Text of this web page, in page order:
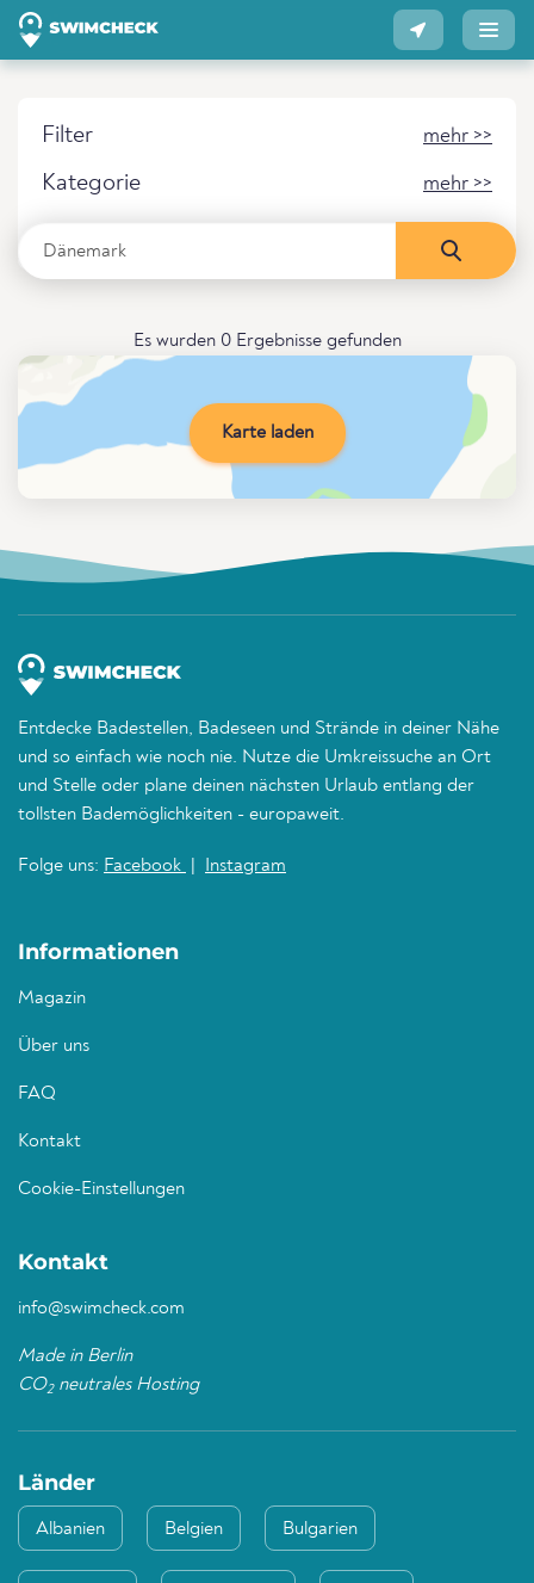
Filter mehr >>
Kategorie mehr >>
Es wurden 0 Ergebnisse gefunden
Karte laden
Entdecke Badestellen, Badeseen und Strände in deiner Nähe
und so einfach wie noch nie. Nutze die Umkreissuche an Ort
und Stelle oder plane deinen nächsten Urlaub entlang der
tollsten Bademöglichkeiten - europaweit.
Folge uns: Facebook Instagram
Informationen
Magazin
Über uns
FAQ
Kontakt
Cookie-Einstellungen
Kontakt
info@swimcheck.com
Made in Berlin
CO2neutrales Hosting
Länder
Albanien Belgien Bulgarien